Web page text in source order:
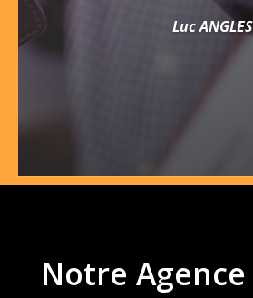
Luc ANGLES
Notre Agence